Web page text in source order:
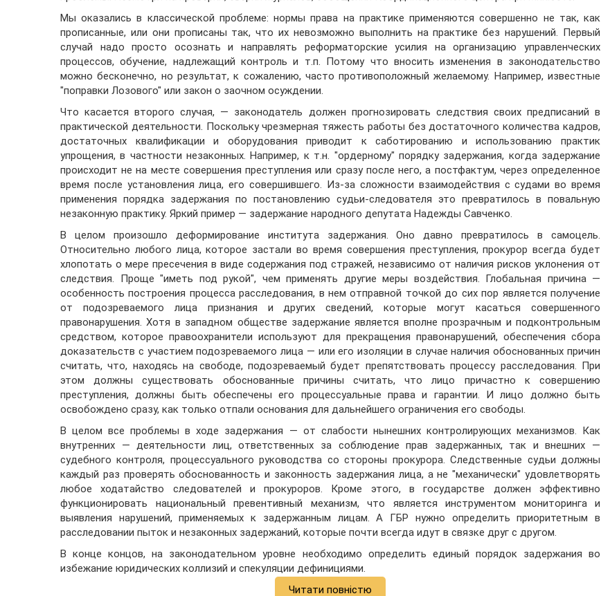
Мы оказались в классической проблеме: нормы права на практике применяются совершенно не так, как
прописанные, или они прописаны так, что их невозможно выполнить на практике без нарушений. Первый
случай надо просто осознать и направлять реформаторские усилия на организацию управленческих
процессов, обучение, надлежащий контроль и т.п. Потому что вносить изменения в законодательство
можно бесконечно, но результат, к сожалению, часто противоположный желаемому. Например, известные
"поправки Лозового" или закон о заочном осуждении.
Что касается второго случая, — законодатель должен прогнозировать следствия своих предписаний в
практической деятельности. Поскольку чрезмерная тяжесть работы без достаточного количества кадров,
достаточных квалификации и оборудования приводит к саботированию и использованию практик
упрощения, в частности незаконных. Например, к т.н. "ордерному" порядку задержания, когда задержание
происходит не на месте совершения преступления или сразу после него, а постфактум, через определенное
время после установления лица, его совершившего. Из-за сложности взаимодействия с судами во время
применения порядка задержания по постановлению судьи-следователя это превратилось в повальную
незаконную практику. Яркий пример — задержание народного депутата Надежды Савченко.
В целом произошло деформирование института задержания. Оно давно превратилось в самоцель.
Относительно любого лица, которое застали во время совершения преступления, прокурор всегда будет
хлопотать о мере пресечения в виде содержания под стражей, независимо от наличия рисков уклонения от
следствия. Проще "иметь под рукой", чем применять другие меры воздействия. Глобальная причина —
особенность построения процесса расследования, в нем отправной точкой до сих пор является получение
от подозреваемого лица признания и других сведений, которые могут касаться совершенного
правонарушения. Хотя в западном обществе задержание является вполне прозрачным и подконтрольным
средством, которое правоохранители используют для прекращения правонарушений, обеспечения сбора
доказательств с участием подозреваемого лица — или его изоляции в случае наличия обоснованных причин
считать, что, находясь на свободе, подозреваемый будет препятствовать процессу расследования. При
этом должны существовать обоснованные причины считать, что лицо причастно к совершению
преступления, должны быть обеспечены его процессуальные права и гарантии. И лицо должно быть
освобождено сразу, как только отпали основания для дальнейшего ограничения его свободы.
В целом все проблемы в ходе задержания — от слабости нынешних контролирующих механизмов. Как
внутренних — деятельности лиц, ответственных за соблюдение прав задержанных, так и внешних —
судебного контроля, процессуального руководства со стороны прокурора. Следственные судьи должны
каждый раз проверять обоснованность и законность задержания лица, а не "механически" удовлетворять
любое ходатайство следователей и прокуроров. Кроме этого, в государстве должен эффективно
функционировать национальный превентивный механизм, что является инструментом мониторинга и
выявления нарушений, применяемых к задержанным лицам. А ГБР нужно определить приоритетным в
расследовании пыток и незаконных задержаний, которые почти всегда идут в связке друг с другом.
В конце концов, на законодательном уровне необходимо определить единый порядок задержания во
избежание юридических коллизий и спекуляции дефинициями.
Читати повністю